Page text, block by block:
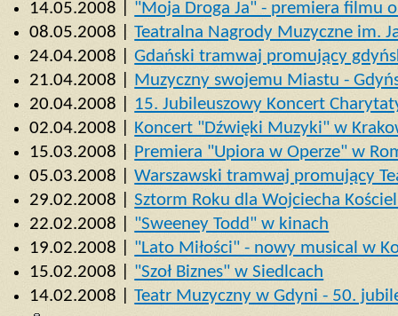
14.05.2008 | "Moja Droga Ja" - premiera filmu
08.05.2008 |Teatralna Nagrody Muzyczne im.
24.04.2008 |Gdański tramwaj promujący
21.04.2008 | Muzyczny swojemu Miastu -
20.04.2008 | 15. Jubileuszowy Koncert
02.04.2008 | Koncert "Dźwięki Muzyki" w
15.03.2008 | Premiera "Upiora w Operze" w
05.03.2008 |Warszawski tramwaj promujący
29.02.2008 |Sztorm Roku dla Wojciecha
22.02.2008 | "Sweeney Todd" w kinach
19.02.2008 | "Lato Miłości" - nowy musical w
15.02.2008 | "Szoł Biznes" w Siedlcach
14.02.2008 |Teatr Muzyczny w Gdyni - 50.